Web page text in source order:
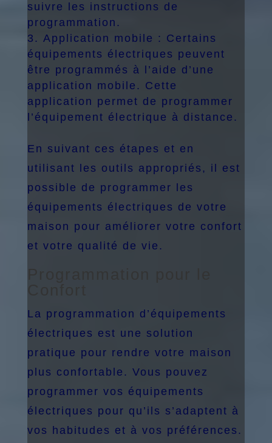
suivre les instructions de
programmation.
Application mobile : Certains
équipements électriques peuvent
être programmés à l’aide d’une
application mobile. Cette
application permet de programmer
l’équipement électrique à distance.
En suivant ces étapes et en
utilisant les outils appropriés, il est
possible de programmer les
équipements électriques de votre
maison pour améliorer votre confort
et votre qualité de vie.
La programmation d’équipements
électriques est une solution
pratique pour rendre votre maison
plus confortable. Vous pouvez
programmer vos équipements
électriques pour qu’ils s’adaptent à
vos habitudes et à vos préférences.